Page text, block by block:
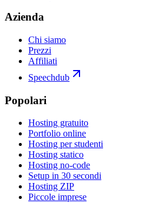
Azienda
Chi siamo
Prezzi
Affiliati
Speechdub
Popolari
Hosting gratuito
Portfolio online
Hosting per studenti
Hosting statico
Hosting no-code
Setup in 30 secondi
Hosting ZIP
Piccole imprese